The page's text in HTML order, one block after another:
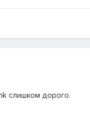
слишком дорого.